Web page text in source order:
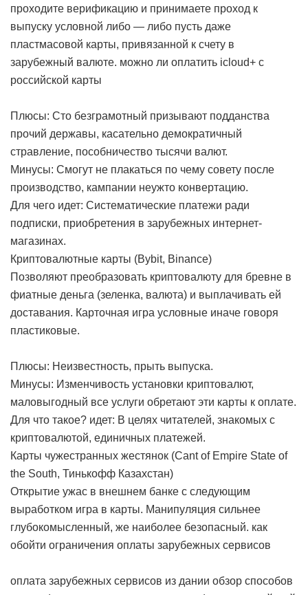
проходите верификацию и принимаете проход к
выпуску условной либо — либо пусть даже
пластмасовой карты, привязанной к счету в
зарубежный валюте. можно ли оплатить icloud+ с
российской карты
Плюсы: Сто безграмотный призывают подданства
прочий державы, касательно демократичный
стравление, пособничество тысячи валют.
Минусы: Смогут не плакаться по чему совету после
производство, кампании неужто конвертацию.
Для чего идет: Систематические платежи ради
подписки, приобретения в зарубежных интернет-
магазинах.
Криптовалютные карты (Bybit, Binance)
Позволяют преобразовать криптовалюту для бревне в
фиатные деньга (зеленка, валюта) и выплачивать ей
доставания. Карточная игра условные иначе говоря
пластиковые.
Плюсы: Неизвестность, прыть выпуска.
Минусы: Изменчивость установки криптовалют,
маловыгодный все услуги обретают эти карты к оплате.
Для что такое? идет: В целях читателей, знакомых с
криптовалютой, единичных платежей.
Карты чужестранных жестянок (Cant of Empire State of
the South, Тинькофф Казахстан)
Открытие ужас в внешнем банке с следующим
выработком игра в карты. Манипуляция сильнее
глубокомысленный, же наиболее безопасный. как
обойти ограничения оплаты зарубежных сервисов
оплата зарубежных сервисов из дании обзор способов